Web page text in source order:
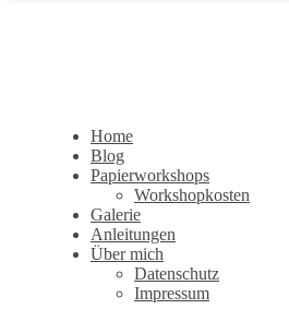
Home
Blog
Papierworkshops
Workshopkosten
Galerie
Anleitungen
Über mich
Datenschutz
Impressum